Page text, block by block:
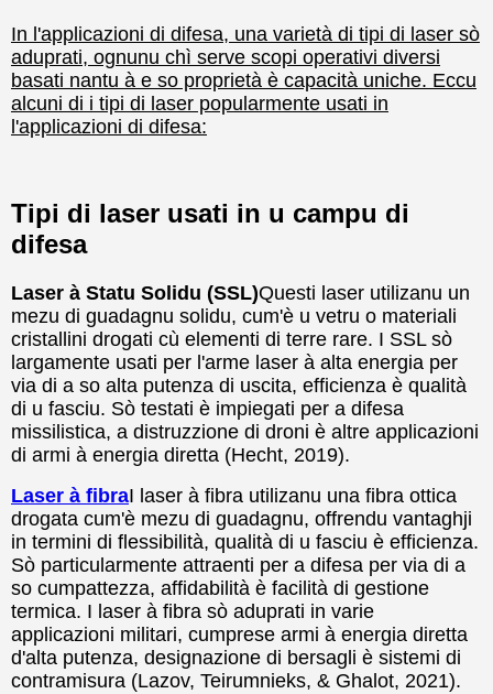
In l'applicazioni di difesa, una varietà di tipi di laser sò
aduprati, ognunu chì serve scopi operativi diversi
basati nantu à e so proprietà è capacità uniche. Eccu
alcuni di i tipi di laser popularmente usati in
l'applicazioni di difesa:
Tipi di laser usati in u campu di
difesa
Laser à Statu Solidu (SSL)Questi laser utilizanu un
mezu di guadagnu solidu, cum'è u vetru o materiali
cristallini drogati cù elementi di terre rare. I SSL sò
largamente usati per l'arme laser à alta energia per
via di a so alta putenza di uscita, efficienza è qualità
di u fasciu. Sò testati è impiegati per a difesa
missilistica, a distruzzione di droni è altre applicazioni
di armi à energia diretta (Hecht, 2019).
Laser à fibraI laser à fibra utilizanu una fibra ottica
drogata cum'è mezu di guadagnu, offrendu vantaghji
in termini di flessibilità, qualità di u fasciu è efficienza.
Sò particularmente attraenti per a difesa per via di a
so cumpattezza, affidabilità è facilità di gestione
termica. I laser à fibra sò aduprati in varie
applicazioni militari, cumprese armi à energia diretta
d'alta putenza, designazione di bersagli è sistemi di
contramisura (Lazov, Teirumnieks, & Ghalot, 2021).